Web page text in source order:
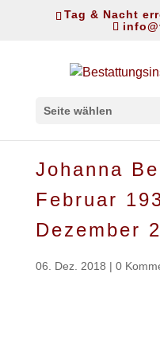
Tag & Nacht
Seite wählen
Johanna
Februar
Dezember
06. Dez. 2018 | 0